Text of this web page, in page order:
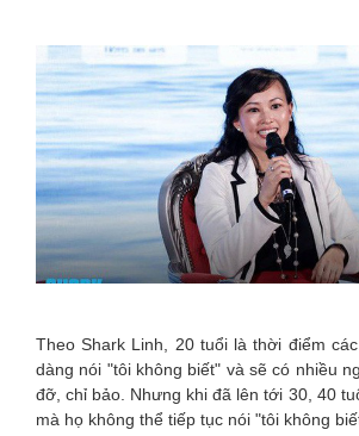
Theo Shark Linh, 20 tuổi là thời điểm
dàng nói "tôi không biết" và sẽ có nhiều
đỡ, chỉ bảo. Nhưng khi đã lên tới 30, 40
mà họ không thể tiếp tục nói "tôi không